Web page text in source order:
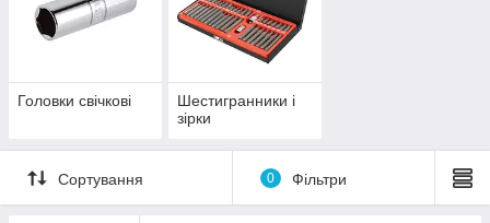
Головки свічкові
Шестигранники і
зірки
Сортування 0 Фільтри